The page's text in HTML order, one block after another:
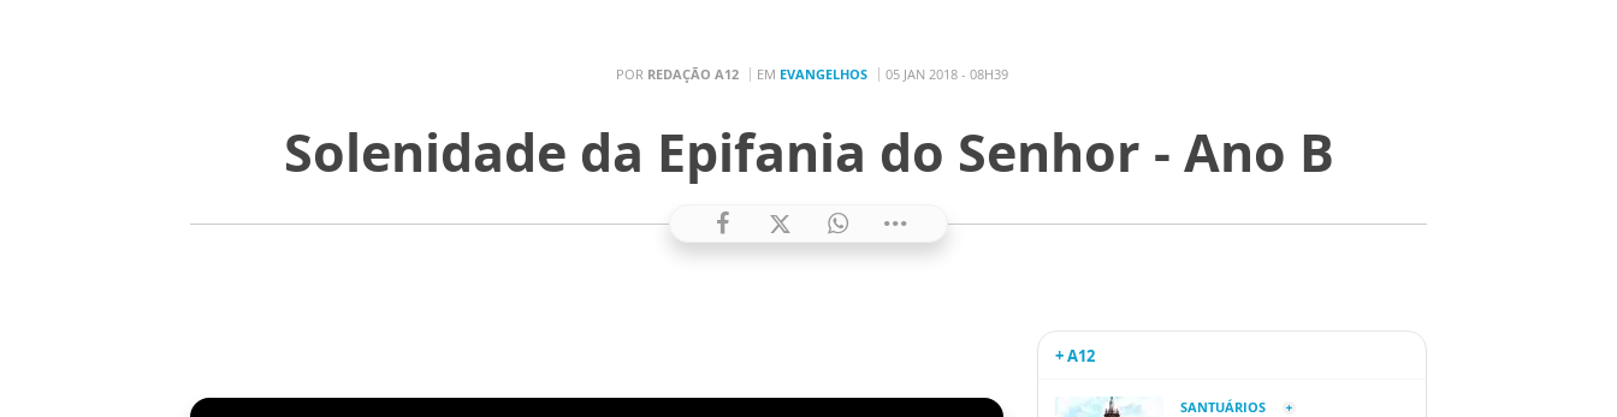
POR REDAÇÃO A12 EM EVANGELHOS 05 JAN 2018 - 08H39
Solenidade da Epifania do Senhor - Ano B
+ A12
SANTUÁRIOS